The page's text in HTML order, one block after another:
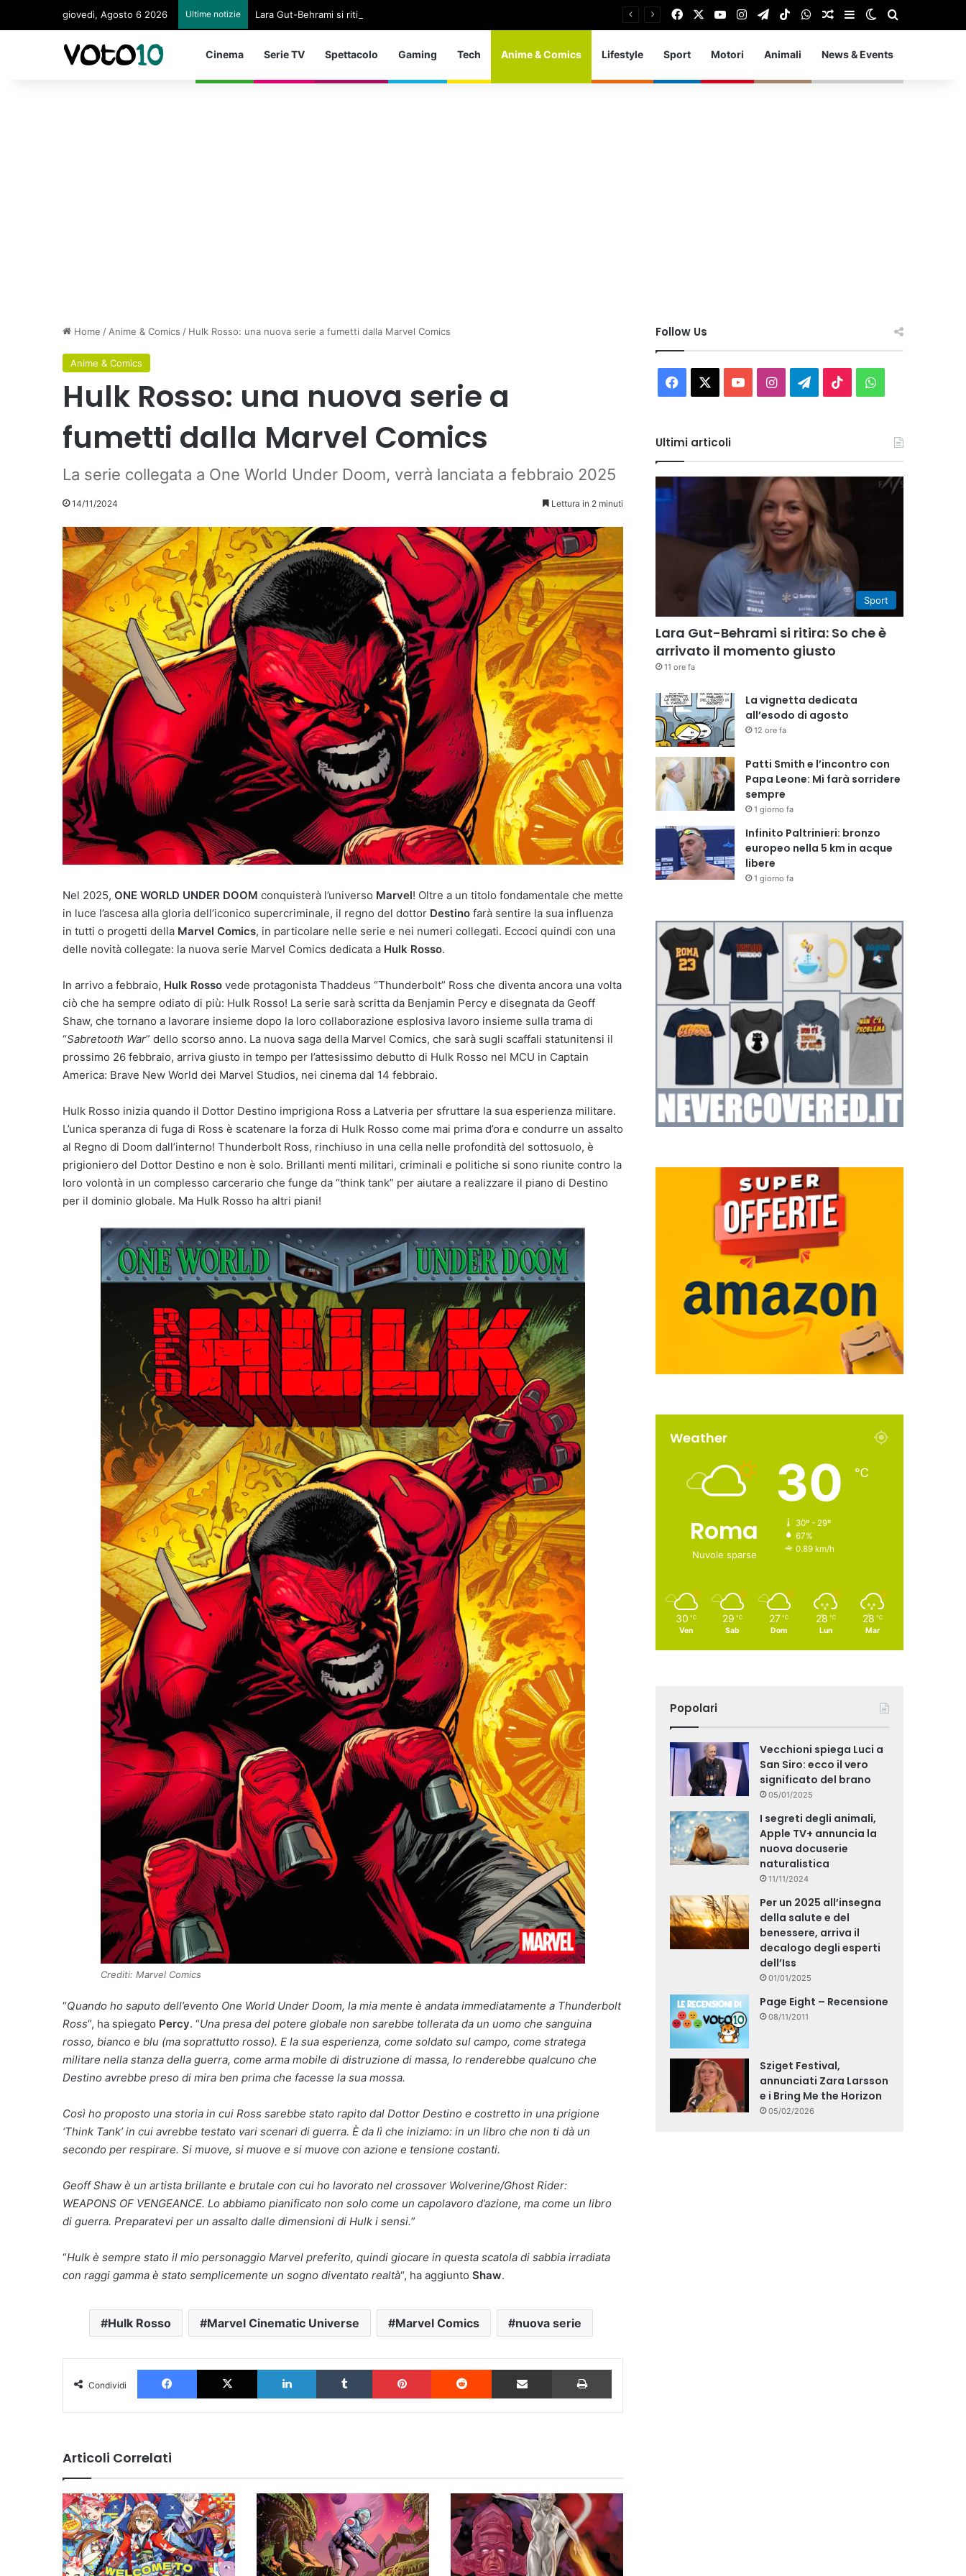
giovedì, Agosto 6 2026 Ultime notizie Lara Gut-Behrami si ritira: So che è arrivato il momento giusto FacebookYou TubeInstagram
TelegramTikTokWhatsApp
Articolo Random
Barra laterale
Cambia aspetto
Cinema Serie TV Spettacolo Gaming Tech Anime & Comics Lifestyle Sport Motori Animali News & Events
Home / Anime & Comics / Hulk Rosso: una nuova serie a fumetti dalla Marvel Comics
Anime & Comics
Hulk Rosso: una nuova serie a
fumetti dalla Marvel Comics
La serie collegata a One World Under Doom, verrà lanciata a febbraio 2025
14/11/2024 Lettura in 2 minuti
Nel 2025, ONE WORLD UNDER DOOM conquisterà l’universo Marvel! Oltre a un titolo fondamentale che mette
in luce l’ascesa alla gloria dell’iconico supercriminale, il regno del dottor Destino farà sentire la sua influenza
in tutti o progetti della Marvel Comics, in particolare nelle serie e nei numeri collegati. Eccoci quindi con una
delle novità collegate: la nuova serie Marvel Comics dedicata a Hulk Rosso.
In arrivo a febbraio, Hulk Rosso vede protagonista Thaddeus “Thunderbolt” Ross che diventa ancora una volta
ciò che ha sempre odiato di più: Hulk Rosso! La serie sarà scritta da Benjamin Percy e disegnata da Geoff
Shaw, che tornano a lavorare insieme dopo la loro collaborazione esplosiva lavoro insieme sulla trama di
“Sabretooth War” dello scorso anno. La nuova saga della Marvel Comics, che sarà sugli scaffali statunitensi il
prossimo 26 febbraio, arriva giusto in tempo per l’attesissimo debutto di Hulk Rosso nel MCU in Captain
America: Brave New World dei Marvel Studios, nei cinema dal 14 febbraio.
Hulk Rosso inizia quando il Dottor Destino imprigiona Ross a Latveria per sfruttare la sua esperienza militare.
L’unica speranza di fuga di Ross è scatenare la forza di Hulk Rosso come mai prima d’ora e condurre un assalto
al Regno di Doom dall’interno! Thunderbolt Ross, rinchiuso in una cella nelle profondità del sottosuolo, è
prigioniero del Dottor Destino e non è solo. Brillanti menti militari, criminali e politiche si sono riunite contro la
loro volontà in un complesso carcerario che funge da “think tank” per aiutare a realizzare il piano di Destino
per il dominio globale. Ma Hulk Rosso ha altri piani!
Crediti: Marvel Comics
“Quando ho saputo dell’evento One World Under Doom, la mia mente è andata immediatamente a Thunderbolt
Ross“, ha spiegato Percy. “Una presa del potere globale non sarebbe tollerata da un uomo che sanguina
rosso, bianco e blu (ma soprattutto rosso). E la sua esperienza, come soldato sul campo, come stratega
militare nella stanza della guerra, come arma mobile di distruzione di massa, lo renderebbe qualcuno che
Destino avrebbe preso di mira ben prima che facesse la sua mossa.
Così ho proposto una storia in cui Ross sarebbe stato rapito dal Dottor Destino e costretto in una prigione
‘Think Tank’ in cui avrebbe testato vari scenari di guerra. È da lì che iniziamo: in un libro che non ti dà un
secondo per respirare. Si muove, si muove e si muove con azione e tensione costanti.
Geoff Shaw è un artista brillante e brutale con cui ho lavorato nel crossover Wolverine/Ghost Rider:
WEAPONS OF VENGEANCE. Lo abbiamo pianificato non solo come un capolavoro d’azione, ma come un libro
di guerra. Preparatevi per un assalto dalle dimensioni di Hulk i sensi.”
“Hulk è sempre stato il mio personaggio Marvel preferito, quindi giocare in questa scatola di sabbia irradiata
con raggi gamma è stato semplicemente un sogno diventato realtà“, ha aggiunto Shaw.
Hulk Rosso Marvel Cinematic Universe Marvel Comics nuova serie
Condividi
Facebook X LinkedIn Tumblr Pinterest Reddit Condividi via Email Stampa
Articoli Correlati
Follow Us
Facebook You InstagramTelegram
TikTokWhatsApp
Ultimi articoli
Sport
Lara Gut-Behrami si ritira: So che è
arrivato il momento giusto
11 ore fa
La vignetta dedicata
all’esodo di agosto
12 ore fa
Patti Smith e l’incontro con
Papa Leone: Mi farà sorridere
sempre
1 giorno fa
Infinito Paltrinieri: bronzo
europeo nella 5 km in acque
libere
1 giorno fa
Weather
Roma
Nuvole sparse
30 ℃
30º - 29º
67%
0.89 km/h
30 ℃
Ven
29 ℃
Sab
27 ℃
Dom
28 ℃
Lun
28 ℃
Mar
Popolari
Vecchioni spiega Luci a
San Siro: ecco il vero
significato del brano
05/01/2025
I segreti degli animali,
Apple TV+ annuncia la
nuova docuserie
naturalistica
11/11/2024
Per un 2025 all’insegna
della salute e del
benessere, arriva il
decalogo degli esperti
dell’Iss
01/01/2025
Page Eight – Recensione
08/11/2011
Sziget Festival,
annunciati Zara Larsson
e i Bring Me the Horizon
05/02/2026